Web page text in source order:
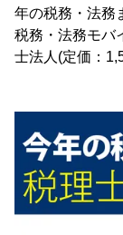
年の税務・法務
税務・法務モバ
士法人(定価：